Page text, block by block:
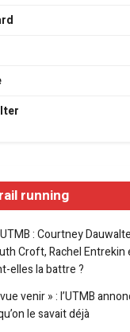
running
: Courtney
Croft, Rachel Entrekin
elles la battre ?
venir » : l’UTMB
le savait déjà